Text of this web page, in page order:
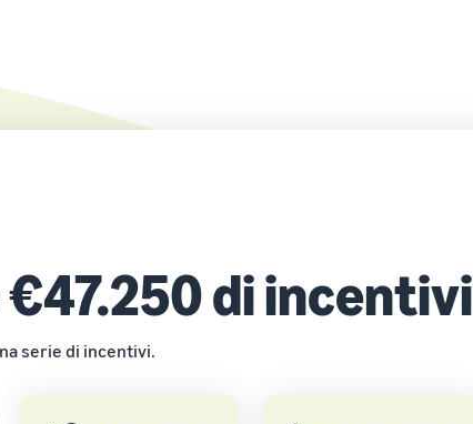
di incentivi
serie di incentivi.